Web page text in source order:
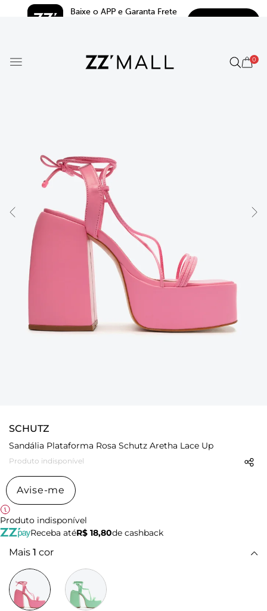
Baixe o APP e Garanta Frete
0
SCHUTZ
Sandália Plataforma Rosa Schutz Aretha Lace Up
Produto indisponível
Avise-me
Produto indisponível
Receba atéR$ 18,80de cashback
Mais 1 cor